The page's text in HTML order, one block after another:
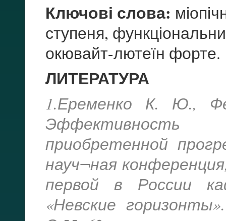
Ключові слова:
ступеня,
окювайт-лютеїн форте.
ЛИТЕРАТУРА
1.Еременко К. Ю.,
Эффективность
приобретенной
науч¬ная
первой в России
«Невские